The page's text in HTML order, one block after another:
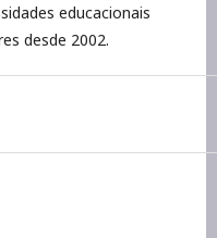
educacionais
desde 2002.